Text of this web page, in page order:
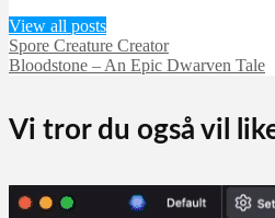
View all posts
Spore Creature Creator
Bloodstone – An Epic Dwarven Tale
Vi tror du også vil